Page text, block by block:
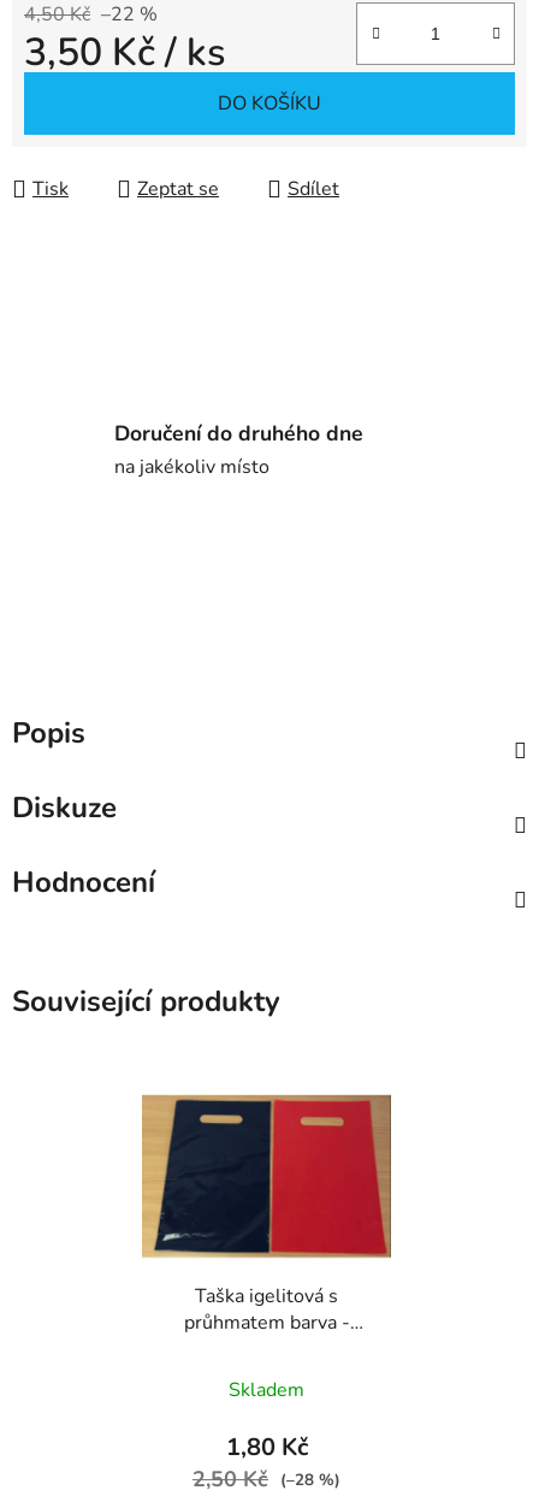
4,50 Kč –22 %
3,50 Kč/ ks
DO KOŠÍKU
Tisk Zeptat se Sdílet
Doručení do druhého dne
na jakékoliv místo
Popis
Diskuze
Hodnocení
Související produkty
Taška igelitová s
průhmatem barva -
Skladem
1,80 Kč
2,50 Kč (–28 %)